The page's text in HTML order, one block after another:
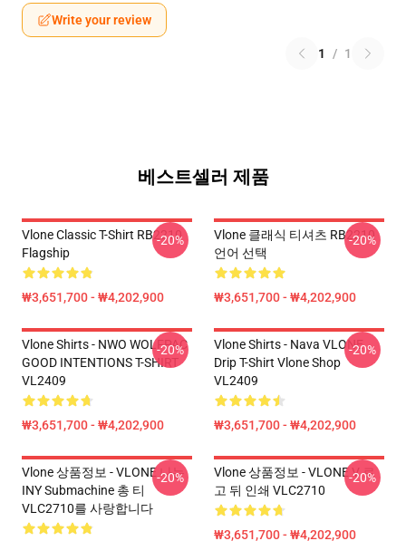
Write your review
1 / 1
베스트셀러 제품
Vlone Classic T-Shirt RB2210
Flagship
₩3,651,700 - ₩4,202,900
-20%
Vlone 클래식 티셔츠 RB2210
언어 선택
₩3,651,700 - ₩4,202,900
-20%
Vlone Shirts - NWO WOLFPAC
GOOD INTENTIONS T-SHIRT
VL2409
₩3,651,700 - ₩4,202,900
-20%
Vlone Shirts - Nava VLONE
Drip T-Shirt Vlone Shop
VL2409
₩3,651,700 - ₩4,202,900
-20%
Vlone 상품정보 - VLONE 나는
INY Submachine 총 티
VLC2710를 사랑합니다
-20%
Vlone 상품정보 - VLONE V 로
고 뒤 인쇄 VLC2710
₩3,651,700 - ₩4,202,900
-20%